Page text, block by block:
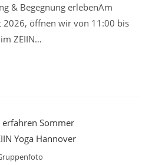
& Begegnung erlebenAm
2026, öffnen wir von 11:00 bis
ZEIIN…